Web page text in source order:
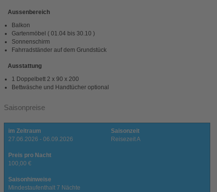
Aussenbereich
Balkon
Gartenmöbel ( 01.04 bis 30.10 )
Sonnenschirm
Fahrradständer auf dem Grundstück
Ausstattung
1 Doppelbett 2 x 90 x 200
Bettwäsche und Handtücher optional
Saisonpreise
im Zeitraum
27.06.2026 - 06.09.2026
Saisonzeit
Reisezeit A
Preis pro Nacht
100,00 €
Saisonhinweise
Mindestaufenthalt 7 Nächte